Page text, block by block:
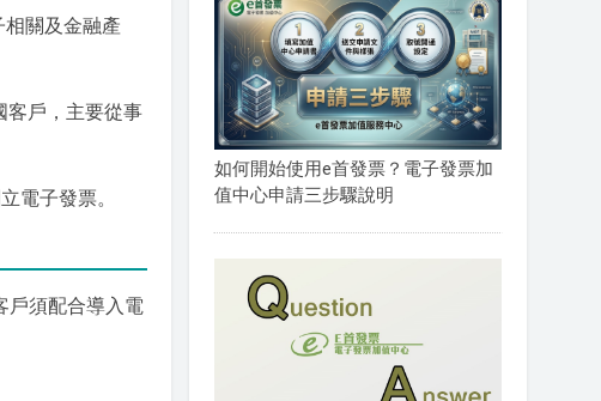
關及金融產
客戶，主要從事
電子發票。
戶須配合導入電
如何開始使用e首發票？電子發票加
值中心申請三步驟說明